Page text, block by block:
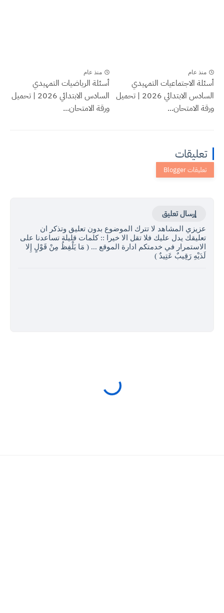
منذ عام
أسئلة الاجتماعيات التمهيدي
السادس الابتدائي 2026 | تحميل
ورقة الامتحان...
منذ عام
أسئلة الرياضيات التمهيدي
السادس الابتدائي 2026 | تحميل
ورقة الامتحان...
تعليقات
إرسال تعليق
عزيزي المشاهد لا تترك الموضوع بدون تعليق وتذكر ان
تعليقك يدل عليك فلا تقل الا خيرا :: كلمات قليلة تساعدنا على
الاستمرار في خدمتكم ادارة الموقع ... ( مَا يَلْفِظُ مِنْ قَوْلٍ إِلا
لَدَيْهِ رَقِيبٌ عَتِيدٌ )